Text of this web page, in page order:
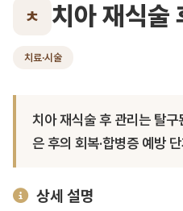
ㅊ 치아 재식술
치료·시술
치아 재식술 후 관리는 탈
은 후의 회복·합병증 예방
상세 설명